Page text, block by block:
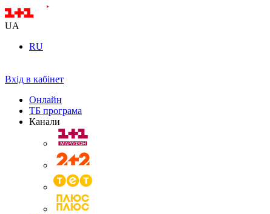
UA
RU
Вхід в кабінет
Онлайн
ТБ програма
Канали